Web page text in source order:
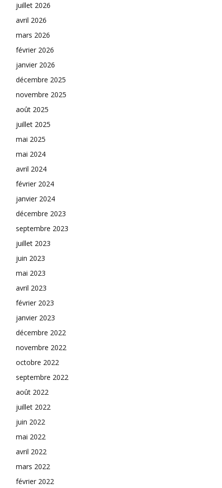
juillet 2026
avril 2026
mars 2026
février 2026
janvier 2026
décembre 2025
novembre 2025
août 2025
juillet 2025
mai 2025
mai 2024
avril 2024
février 2024
janvier 2024
décembre 2023
septembre 2023
juillet 2023
juin 2023
mai 2023
avril 2023
février 2023
janvier 2023
décembre 2022
novembre 2022
octobre 2022
septembre 2022
août 2022
juillet 2022
juin 2022
mai 2022
avril 2022
mars 2022
février 2022